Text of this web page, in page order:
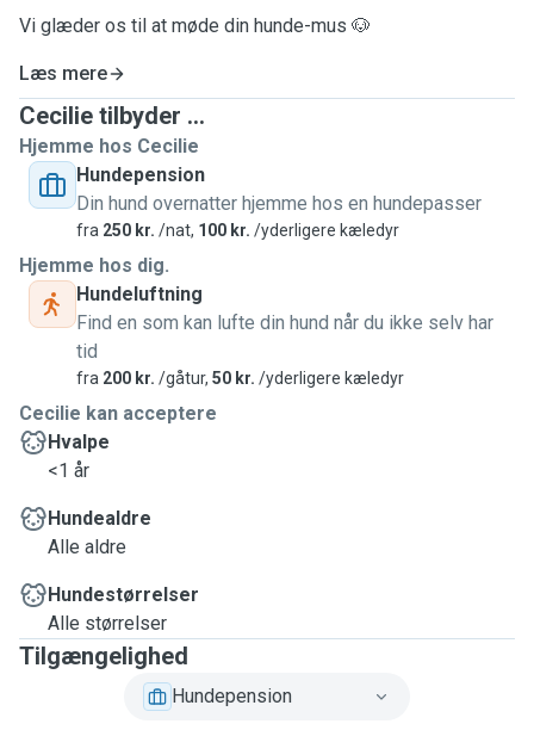
Vi glæder os til at møde din hunde-mus 🐶
Læs mere
Cecilie tilbyder ...
Hjemme hos Cecilie
Hundepension
Din hund overnatter hjemme hos en hundepasser
fra 250 kr. /nat, 100 kr. /yderligere kæledyr
Hjemme hos dig.
Hundeluftning
Find en som kan lufte din hund når du ikke selv har
tid
fra 200 kr. /gåtur, 50 kr. /yderligere kæledyr
Cecilie kan acceptere
Hvalpe
<1 år
Hundealdre
Alle aldre
Hundestørrelser
Alle størrelser
Tilgængelighed
Hundepension